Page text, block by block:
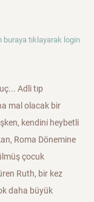
buraya tıklayarak login
Adli tıp
mal olacak bir
kendini heybetli
Roma Dönemine
çocuk
Ruth, bir kez
daha büyük